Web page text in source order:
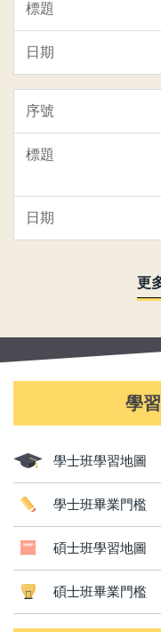
更
學
學士班學習地圖
學士班畢業門檻
碩士班學習地圖
碩士班畢業門檻